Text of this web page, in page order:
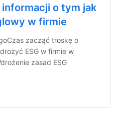
o tym jak
w firmie
zacząć troskę o
ESG w firmie w
zasad ESG